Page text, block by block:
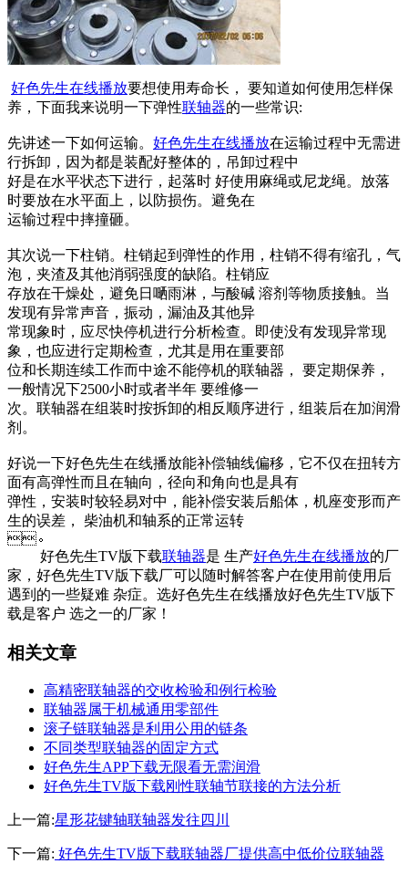
好色先生在线播放要想使用寿命长， 要知道如何使用怎样保
养，下面我来说明一下弹性联轴器的一些常识:
先讲述一下如何运输。 好色先生在线播放在运输过程中无需进
行拆卸，因为都是装配好整体的，吊卸过程中
好是在水平状态下进行，起落时 好使用麻绳或尼龙绳。放落
时要放在水平面上，以防损伤。避免在
运输过程中摔撞砸。
其次说一下柱销。柱销起到弹性的作用，柱销不得有缩孔，气
泡，夹渣及其他消弱强度的缺陷。柱销应
存放在干燥处，避免日嗮雨淋，与酸碱 溶剂等物质接触。当
发现有异常声音，振动，漏油及其他异
常现象时，应尽快停机进行分析检查。即使没有发现异常现
象，也应进行定期检查，尤其是用在重要部
位和长期连续工作而中途不能停机的联轴器， 要定期保养，
一般情况下2500小时或者半年 要维修一
次。联轴器在组装时按拆卸的相反顺序进行，组装后在加润滑
剂。
好说一下好色先生在线播放能补偿轴线偏移，它不仅在扭转方
面有高弹性而且在轴向，径向和角向也是具有
弹性，安装时较轻易对中，能补偿安装后船体，机座变形而产
生的误差， 柴油机和轴系的正常运转
。
好色先生TV版下载联轴器是 生产好色先生在线播放的厂
家，好色先生TV版下载厂可以随时解答客户在使用前使用后
遇到的一些疑难 杂症。选好色先生在线播放好色先生TV版下
载是客户 选之一的厂家！
相关文章
高精密联轴器的交收检验和例行检验
联轴器属于机械通用零部件
滚子链联轴器是利用公用的链条
不同类型联轴器的固定方式
好色先生APP下载无限看无需润滑
好色先生TV版下载刚性联轴节联接的方法分析
上一篇:星形花键轴联轴器发往四川
下一篇: 好色先生TV版下载联轴器厂提供高中低价位联轴器